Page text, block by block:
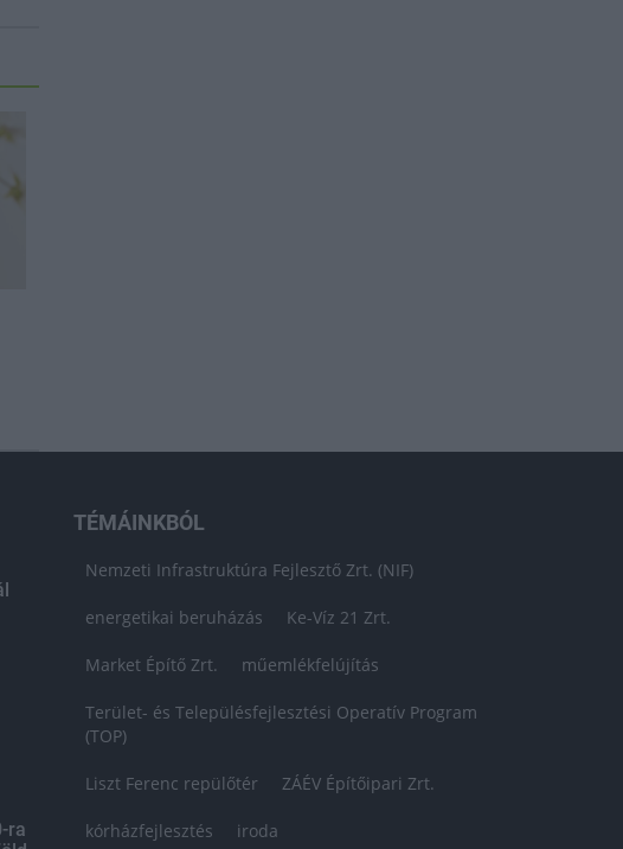
ra
TÉMÁINKBÓL
Nemzeti Infrastruktúra Fejlesztő Zrt. (NIF)
energetikai beruházás Ke-Víz 21 Zrt.
Market Építő Zrt. műemlékfelújítás
Terület- és Településfejlesztési Operatív Program
(TOP)
Liszt Ferenc repülőtér ZÁÉV Építőipari Zrt.
kórházfejlesztés iroda